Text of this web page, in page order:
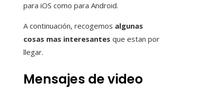
para iOS como para Android.
A continuación, recogemos algunas
cosas mas interesantes que estan por
llegar.
Mensajes de video